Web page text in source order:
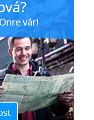
vagyis a telefonos
egyértelmű a
aHonda, a
kívül még többek
és aVespais